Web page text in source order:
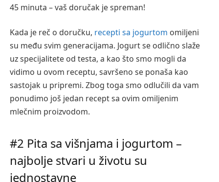
45 minuta – vaš doručak je spreman!
Kada je reč o doručku, recepti sa jogurtom omiljeni
su među svim generacijama. Jogurt se odlično slaže
uz specijalitete od testa, a kao što smo mogli da
vidimo u ovom receptu, savršeno se ponaša kao
sastojak u pripremi. Zbog toga smo odlučili da vam
ponudimo još jedan recept sa ovim omiljenim
mlečnim proizvodom.
#2 Pita sa višnjama i jogurtom –
najbolje stvari u životu su
jednostavne